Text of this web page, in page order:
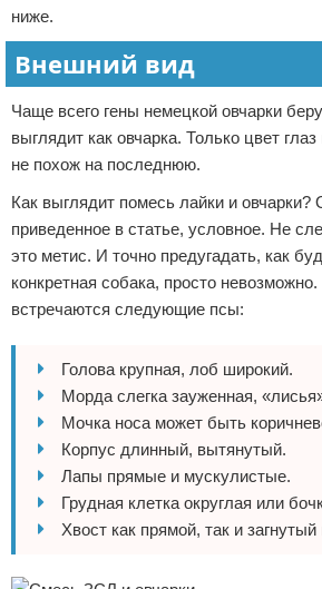
ниже.
Внешний вид
Чаще всего гены немецкой овчарки
выглядит как овчарка. Только цвет
не похож на последнюю.
Как выглядит помесь лайки и овчарки?
приведенное в статье, условное. Не
это метис. И точно предугадать, как
конкретная собака, просто
встречаются следующие псы:
Голова крупная, лоб широкий.
Морда слегка зауженная,
Мочка носа может быть
Корпус длинный, вытянутый.
Лапы прямые и мускулистые.
Грудная клетка округлая или
Хвост как прямой, так и